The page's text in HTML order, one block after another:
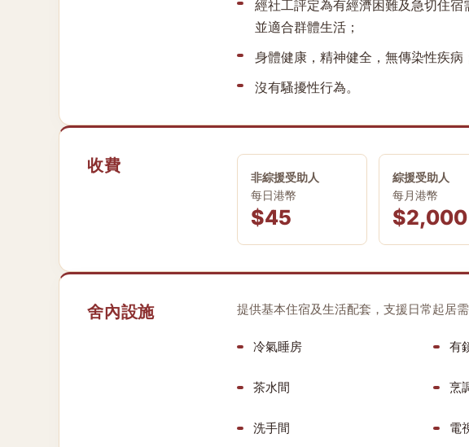
經社工評定為有經濟困難及急切住宿
並適合群體生活；
身體健康，精神健全，無傳染性疾病
沒有騷擾性行為。
收費
非綜援受助人
每日港幣
$45
綜援受助人
每月港幣
$2,000
舍內設施 提供基本住宿及生活配套，支援日常起居需
冷氣睡房 有
茶水間 烹
洗手間 電